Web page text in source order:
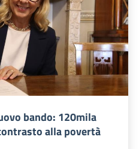
bando: 120mila
alla povertà